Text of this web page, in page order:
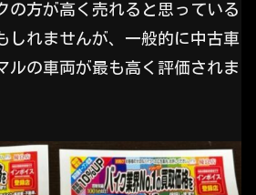
の方が高く売れると思っている
しれませんが、一般的に中古車
ルの車両が最も高く評価されま